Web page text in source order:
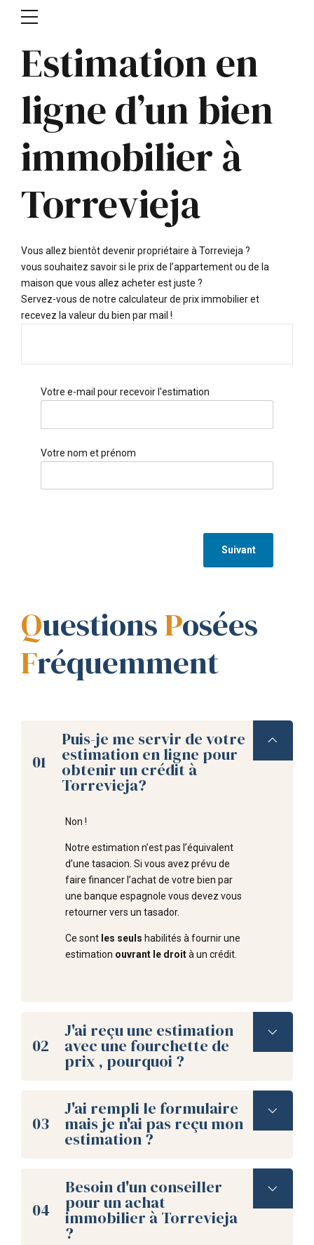
Estimation en
ligne d’un bien
immobilier à
Torrevieja
Vous allez bientôt devenir propriétaire à Torrevieja ?
vous souhaitez savoir si le prix de l’appartement ou de la
maison que vous allez acheter est juste ?
Servez-vous de notre calculateur de prix immobilier et
recevez la valeur du bien par mail !
Votre e-mail pour recevoir l'estimation
Votre nom et prénom
Suivant
QuestionsPosées
Fréquemment
01
Puis-je me servir de votre
estimation en ligne pour
obtenir un crédit à
Torrevieja?
Non !
Notre estimation n’est pas l’équivalent
d’une tasacion. Si vous avez prévu de
faire financer l’achat de votre bien par
une banque espagnole vous devez vous
retourner vers un tasador.
Ce sont les seuls habilités à fournir une
estimation ouvrant le droità un crédit.
02
J'ai reçu une estimation
avec une fourchette de
prix , pourquoi ?
03
J'ai rempli le formulaire
mais je n'ai pas reçu mon
estimation ?
04
Besoin d'un conseiller
pour un achat
immobilier à Torrevieja
?